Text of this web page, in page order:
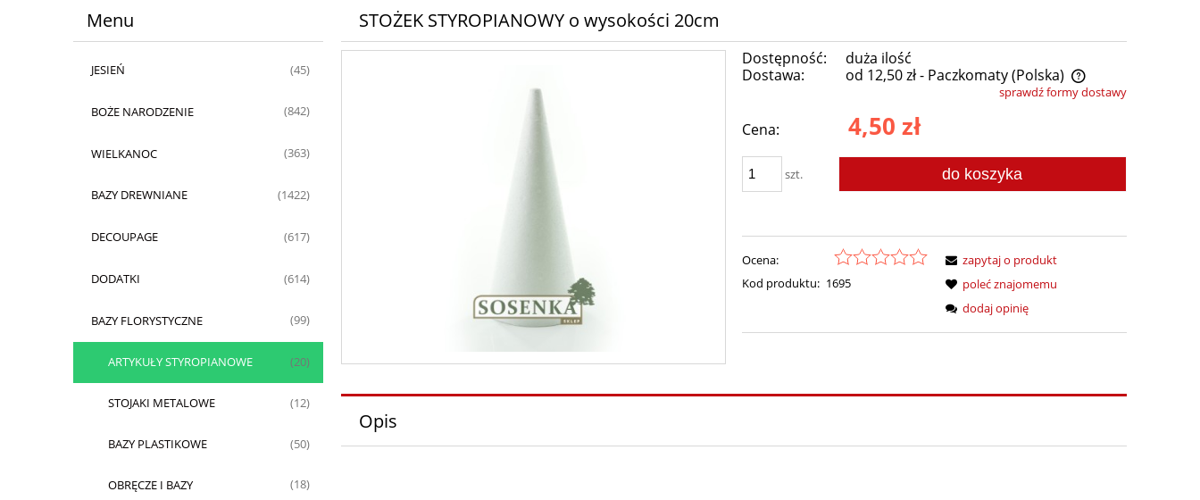
Menu
JESIEŃ (45)
BOŻE NARODZENIE (842)
WIELKANOC (363)
BAZY DREWNIANE (1422)
DECOUPAGE (617)
DODATKI (614)
BAZY FLORYSTYCZNE (99)
ARTYKUŁY STYROPIANOWE (20)
STOJAKI METALOWE (12)
BAZY PLASTIKOWE (50)
OBRĘCZE I BAZY (18)
STOŻEK STYROPIANOWY o wysokości 20cm
Dostępność:
duża ilość
Dostawa:
od 12,50 zł- Paczkomaty(Polska)
Cena nie zawiera ewentualnych kosztów
płatności
sprawdź formy dostawy
Cena: 4,50 zł
szt. do koszyka
Ocena:
Kod produktu: 1695
zapytaj o produkt
poleć znajomemu
dodaj opinię
Opis